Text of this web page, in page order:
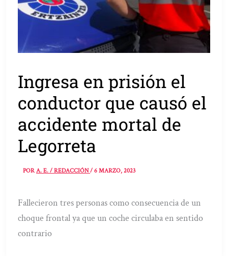
Ingresa en prisión el
conductor que causó el
accidente mortal de
Legorreta
PORA. E. / REDACCIÓN/6 MARZO, 2023
Fallecieron tres personas como consecuencia de un
choque frontal ya que un coche circulaba en sentido
contrario